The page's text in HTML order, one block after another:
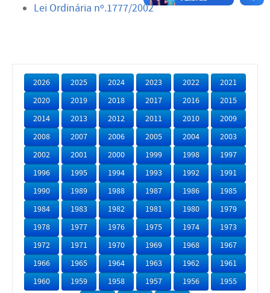
Lei Ordinária nº.1777/2002
2026 2025 2024 2023 2022
2021
2020
2019 2018 2017 2016
2015
2014
2013 2012 2011 2010
2009
2008
2007 2006 2005 2004
2003
2002
2001 2000 1999 1998
1997
1996
1995 1994 1993 1992
1991
1990
1989 1988 1987 1986
1985
1984
1983 1982 1981 1980
1979
1978
1977 1976 1975 1974
1973
1972
1971 1970 1969 1968
1967
1966
1965 1964 1963 1962
1961
1960
1959 1958 1957 1956
1955